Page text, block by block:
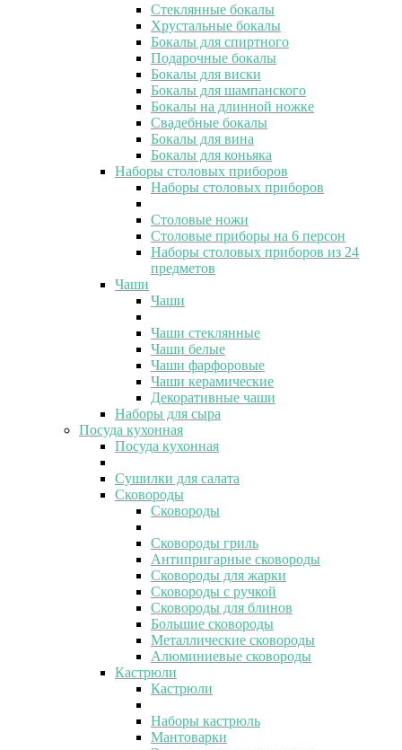
Стеклянные бокалы
Хрустальные бокалы
Бокалы для спиртного
Подарочные бокалы
Бокалы для виски
Бокалы для шампанского
Бокалы на длинной ножке
Свадебные бокалы
Бокалы для вина
Бокалы для коньяка
Наборы столовых приборов
Наборы столовых приборов
Столовые ножи
Столовые приборы на 6 персон
Наборы столовых приборов из 24
предметов
Чаши
Чаши
Чаши стеклянные
Чаши белые
Чаши фарфоровые
Чаши керамические
Декоративные чаши
Наборы для сыра
Посуда кухонная
Посуда кухонная
Сушилки для салата
Сковороды
Сковороды
Сковороды гриль
Антипригарные сковороды
Сковороды для жарки
Сковороды с ручкой
Сковороды для блинов
Большие сковороды
Металлические сковороды
Алюминиевые сковороды
Кастрюли
Кастрюли
Наборы кастрюль
Мантоварки